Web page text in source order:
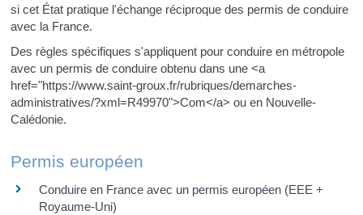
si cet État pratique l'échange réciproque des permis de conduire
avec la France.
Des règles spécifiques s'appliquent pour conduire en métropole
avec un permis de conduire obtenu dans une <a
href="https://www.saint-groux.fr/rubriques/demarches-
administratives/?xml=R49970">Com</a> ou en Nouvelle-
Calédonie.
Permis européen
Conduire en France avec un permis européen (EEE +
Royaume-Uni)